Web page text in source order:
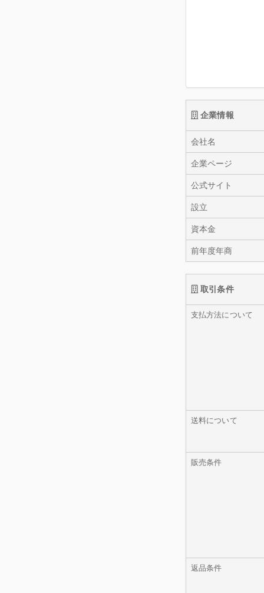
企業情報
会社名
企業ページ
公式サイト
設立
資本金
前年度年商
取引条件
支払方法について
送料について
販売条件
返品条件